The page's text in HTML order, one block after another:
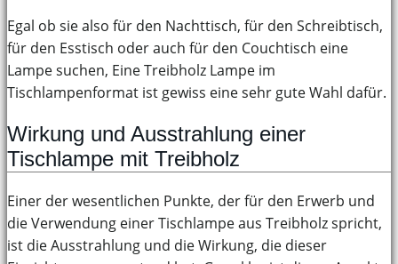
Egal ob sie also für den Nachttisch, für den Schreibtisch,
für den Esstisch oder auch für den Couchtisch eine
Lampe suchen, Eine Treibholz Lampe im
Tischlampenformat ist gewiss eine sehr gute Wahl dafür.
Wirkung und Ausstrahlung einer
Tischlampe mit Treibholz
Einer der wesentlichen Punkte, der für den Erwerb und
die Verwendung einer Tischlampe aus Treibholz spricht,
ist die Ausstrahlung und die Wirkung, die dieser